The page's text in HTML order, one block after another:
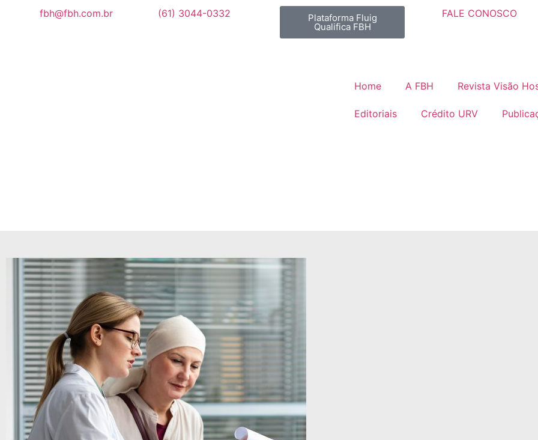
fbh@fbh.com.br (61) 3044-0332 Plataforma Fluig
Qualifica FBH
FALE CONOSCO
Home A FBH Revista Visão
Editoriais Crédito URV